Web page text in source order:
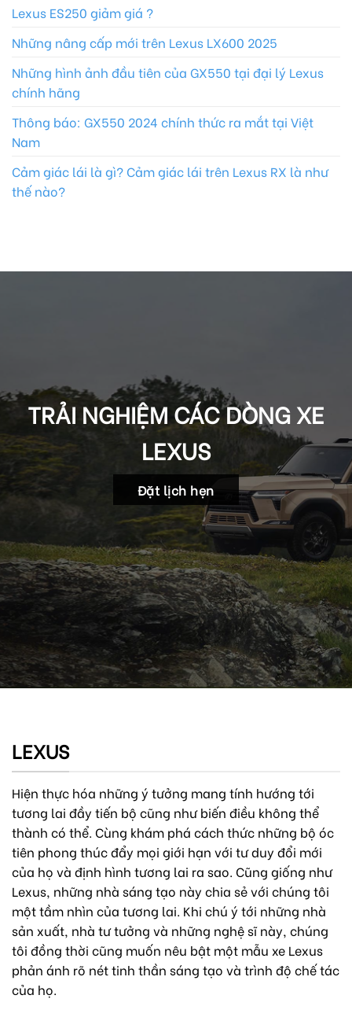
Lexus ES250 giảm giá ?
Những nâng cấp mới trên Lexus LX600 2025
Những hình ảnh đầu tiên của GX550 tại đại lý Lexus
chính hãng
Thông báo: GX550 2024 chính thức ra mắt tại Việt
Nam
Cảm giác lái là gì? Cảm giác lái trên Lexus RX là như
thế nào?
TRẢI NGHIỆM CÁC DÒNG XE
LEXUS
Đặt lịch hẹn
LEXUS
Hiện thực hóa những ý tưởng mang tính hướng tới
tương lai đầy tiến bộ cũng như biến điều không thể
thành có thể. Cùng khám phá cách thức những bộ óc
tiên phong thúc đẩy mọi giới hạn với tư duy đổi mới
của họ và định hình tương lai ra sao. Cũng giống như
Lexus, những nhà sáng tạo này chia sẻ với chúng tôi
một tầm nhìn của tương lai. Khi chú ý tới những nhà
sản xuất, nhà tư tưởng và những nghệ sĩ này, chúng
tôi đồng thời cũng muốn nêu bật một mẫu xe Lexus
phản ánh rõ nét tinh thần sáng tạo và trình độ chế tác
của họ.